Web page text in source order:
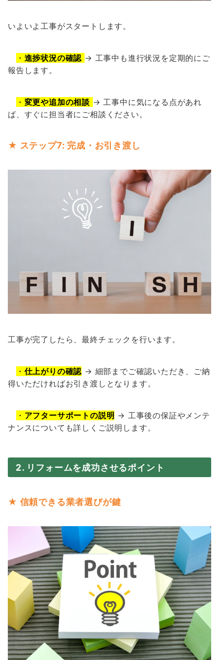
いよいよ工事がスタートします。
・ 進捗状況の確認 → 工事中も進行状況を定期的にご
報告します。
・ 変更や追加の相談 → 工事中に気になる点があれ
ば、すぐに担当者にご相談ください。
★ ステップ7: 完成・お引き渡し
工事が完了したら、最終チェックを行います。
・ 仕上がりの確認 → 細部までご確認いただき、ご納
得いただければお引き渡しとなります。
・ アフターサポートの説明 → 工事後の保証やメンテ
ナンスについても詳しくご説明します。
2. リフォームを成功させるポイント
★ 信頼できる業者選びが鍵